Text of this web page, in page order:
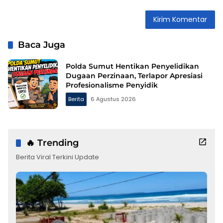
Baca Juga
Polda Sumut Hentikan Penyelidikan
Dugaan Perzinaan, Terlapor Apresiasi
Profesionalisme Penyidik
Berita 6 Agustus 2026
🔥 Trending
Berita Viral Terkini Update